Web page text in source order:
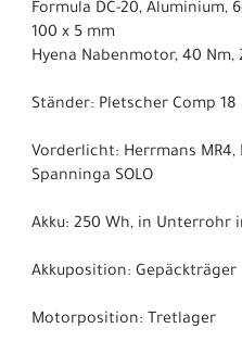
Formula DC-20, Aluminium,
100 x 5 mm
Hyena Nabenmotor, 40 Nm,
Ständer: Pletscher Comp 18
Vorderlicht: Herrmans MR4,
Spanninga SOLO
Akku: 250 Wh, in Unterrohr
Akkuposition: Gepäckträger
Motorposition: Tretlager